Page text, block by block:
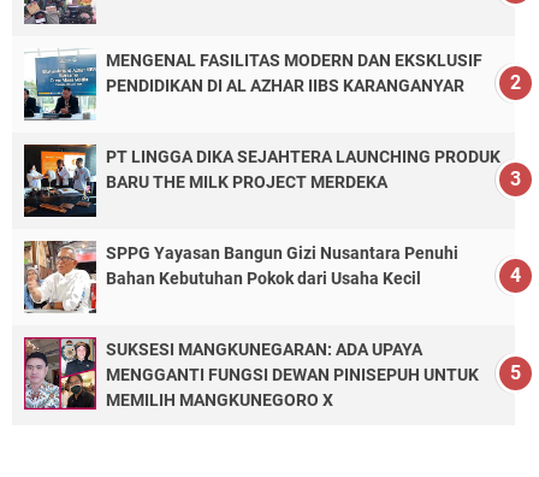
MENGENAL FASILITAS MODERN DAN EKSKLUSIF
PENDIDIKAN DI AL AZHAR IIBS KARANGANYAR
PT LINGGA DIKA SEJAHTERA LAUNCHING PRODUK
BARU THE MILK PROJECT MERDEKA
SPPG Yayasan Bangun Gizi Nusantara Penuhi
Bahan Kebutuhan Pokok dari Usaha Kecil
SUKSESI MANGKUNEGARAN: ADA UPAYA
MENGGANTI FUNGSI DEWAN PINISEPUH UNTUK
MEMILIH MANGKUNEGORO X